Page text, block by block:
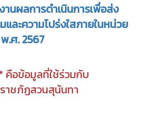
านผลการดำเนินการเพื่อส่ง
ละความโปร่งใสภายในหน่วย
.ศ. 2567
คือข้อมูลที่ใช้ร่วมกับ
าชภัฏสวนสุนันทา